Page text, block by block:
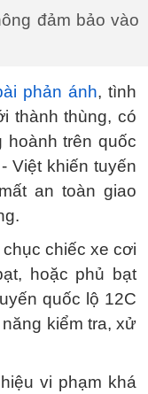
đảm bảo vào
phản ánh, tình
thành thùng, có
hoành trên quốc
Việt khiến tuyến
an toàn giao
chiếc xe cơi
hoặc phủ bạt
quốc lộ 12C
kiểm tra, xử
vi phạm khá